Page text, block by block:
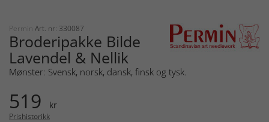
Permin Art. nr: 330087
Broderipakke Bilde
Lavendel & Nellik
Mønster: Svensk, norsk, dansk, finsk og tysk.
519 kr
Prishistorikk